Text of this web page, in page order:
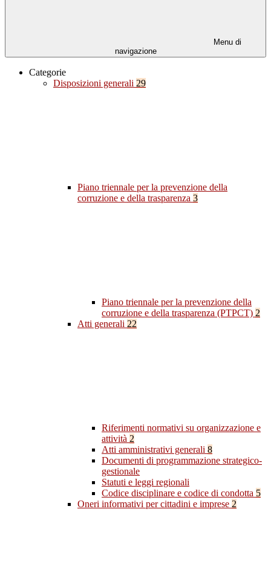
Menu di
navigazione
Categorie
Disposizioni generali 29
Piano triennale per la prevenzione della
corruzione e della trasparenza 3
Piano triennale per la prevenzione della
corruzione e della trasparenza (PTPCT) 2
Atti generali 22
Riferimenti normativi su organizzazione e
attività 2
Atti amministrativi generali 8
Documenti di programmazione strategico-
gestionale
Statuti e leggi regionali
Codice disciplinare e codice di condotta 5
Oneri informativi per cittadini e imprese 2